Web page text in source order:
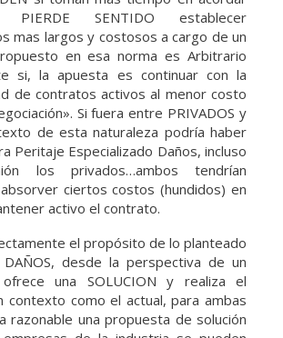
SENTIDO establecer
mas largos y costosos a cargo de un
en esa norma es Arbitrario
si, la apuesta es continuar con la
de contratos activos al menor costo
Si fuera entre PRIVADOS y
de esta naturaleza podría haber
Peritaje Especializado Daños, incluso
los privados…ambos tendrían
ciertos costos (hundidos) en
activo el contrato.
el propósito de lo planteado
DAÑOS, desde la perspectiva de un
una SOLUCION y realiza el
contexto como el actual, para ambas
razonable una propuesta de solución